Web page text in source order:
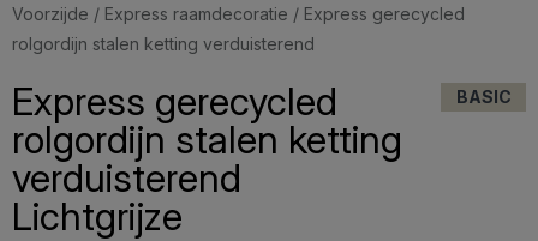
Voorzijde / Express raamdecoratie / Express gerecycled
rolgordijn stalen ketting verduisterend
Express gerecycled
rolgordijn stalen ketting
verduisterend
Lichtgrijze
BASIC